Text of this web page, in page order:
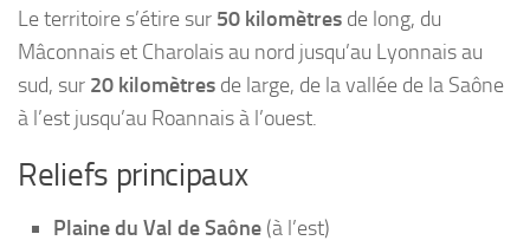
Le territoire s’étire sur 50 kilomètres de long, du
Mâconnais et Charolais au nord jusqu’au Lyonnais au
sud, sur 20 kilomètres de large, de la vallée de la Saône
à l’est jusqu’au Roannais à l’ouest.
Reliefs principaux
Plaine du Val de Saône (à l’est)